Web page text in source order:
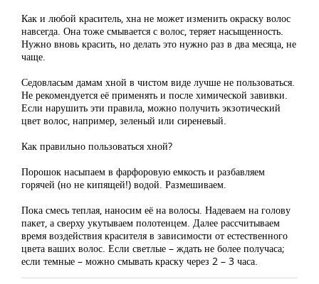
Как и любой краситель, хна не может изменить окраску волос
навсегда. Она тоже смывается с волос, теряет насыщенность.
Нужно вновь красить, но делать это нужно раз в два месяца, не
чаще.
Седовласым дамам хной в чистом виде лучше не пользоваться.
Не рекомендуется её применять и после химической завивки.
Если нарушить эти правила, можно получить экзотический
цвет волос, например, зеленый или сиреневый.
Как правильно пользоваться хной?
Порошок насыпаем в фарфоровую емкость и разбавляем
горячей (но не кипящей!) водой. Размешиваем.
Пока смесь теплая, наносим её на волосы. Надеваем на голову
пакет, а сверху укутываем полотенцем. Далее рассчитываем
время воздействия красителя в зависимости от естественного
цвета ваших волос. Если светлые – ждать не более получаса;
если темные – можно смывать краску через 2 – 3 часа.